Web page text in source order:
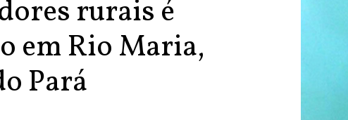
rurais é
em Rio Maria,
Pará